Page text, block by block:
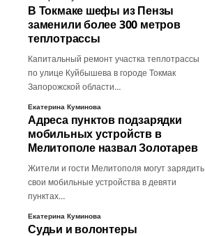
В Токмаке шефы из Пензы
заменили более 300 метров
теплотрассы
Капитальный ремонт участка теплотрассы
по улице Куйбышева в городе Токмак
Запорожской области…
Екатерина Куминова
Адреса пунктов подзарядки
мобильных устройств в
Мелитополе назвал Золотарев
Жители и гости Мелитополя могут зарядить
свои мобильные устройства в девяти
пунктах…
Екатерина Куминова
Судьи и волонтеры